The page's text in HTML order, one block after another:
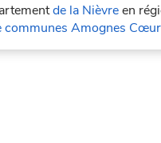
de la Nièvreen
communes Amognes